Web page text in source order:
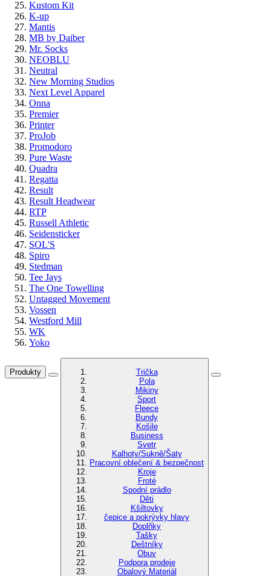
Kustom Kit
K-up
Mantis
MB by Daiber
Mr. Socks
NEOBLU
Neutral
New Morning Studios
Next Level Apparel
Onna
Premier
Printer
ProJob
Promodoro
Pure Waste
Quadra
Regatta
Result
Result Headwear
RTP
Russell Athletic
Seidensticker
SOL'S
Spiro
Stedman
Tee Jays
The One Towelling
Untagged Movement
Vossen
Westford Mill
WK
Yoko
Produkty
Trička
Pola
Mikiny
Sport
Fleece
Bundy
Košile
Business
Svetr
Kalhoty/Sukně/Šaty
Pracovní oblečení & bezpečnost
Kroje
Froté
Spodní prádlo
Děti
Kšiltovky
čepice a pokrývky hlavy
Doplňky
Tašky
Deštníky
Obuv
Podpora prodeje
Obalový Materiál